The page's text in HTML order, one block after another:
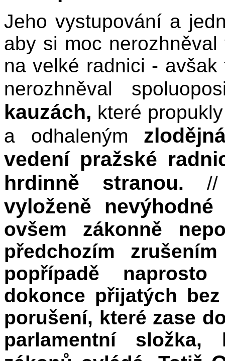
Jeho vystupování a
aby si moc
na velké radnici -
nerozhněval
kauzách, které
a odhaleným
vedení pražské
hrdinně stranou.
vyloženě
ovšem zákonně
předchozím
popřípadě
dokonce přijatých
porušení, které zase
parlamentní